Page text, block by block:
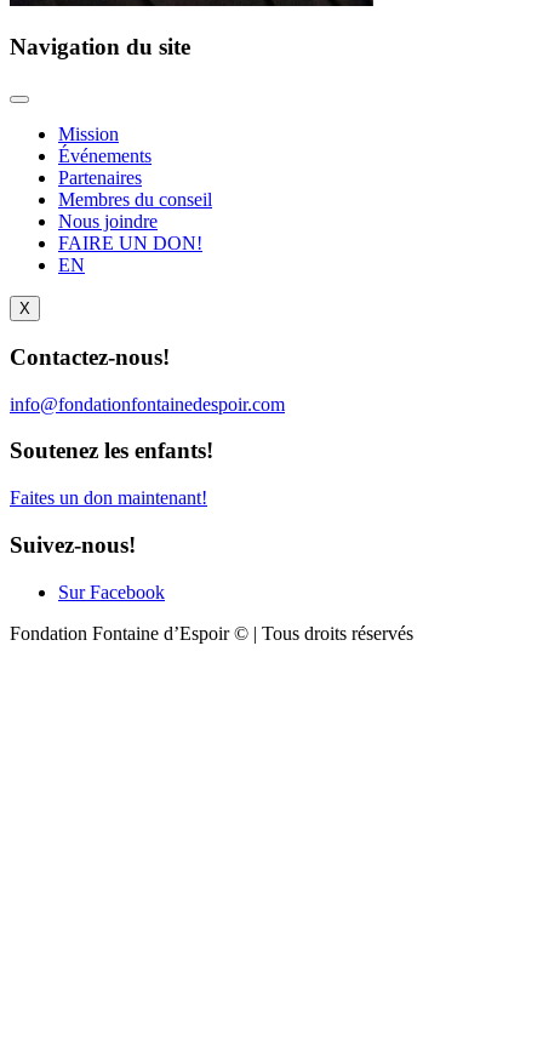
Navigation du site
Mission
Événements
Partenaires
Membres du conseil
Nous joindre
FAIRE UN DON!
EN
X
Contactez-nous!
info@fondationfontainedespoir.com
Soutenez les enfants!
Faites un don maintenant!
Suivez-nous!
Sur Facebook
Fondation Fontaine d’Espoir © | Tous droits réservés